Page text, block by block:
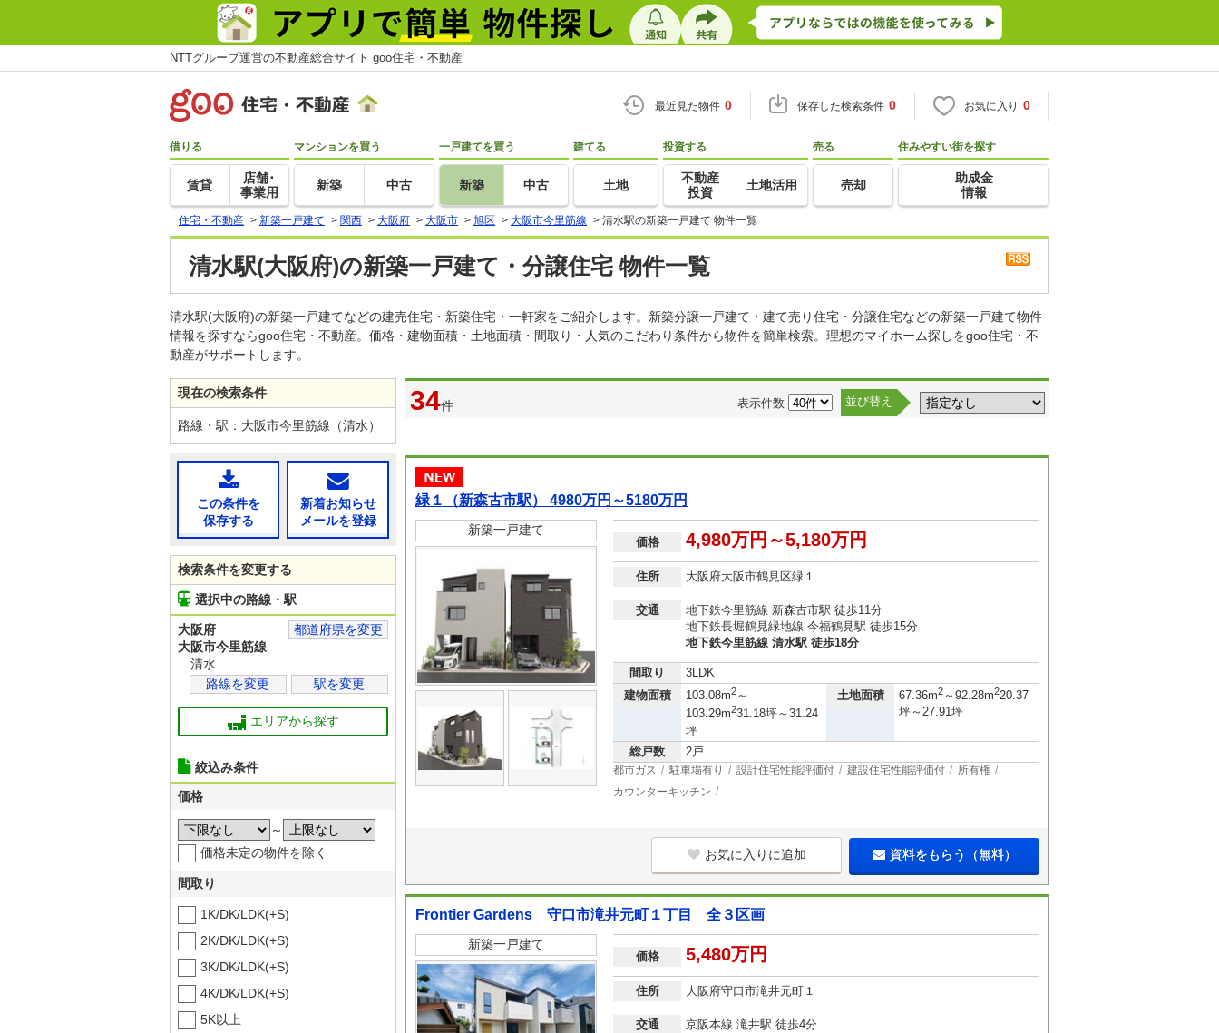
NTTグループ運営の不動産総合サイト goo住宅・不動産
最近見た物件 0 保存した検索条件 0 お気に入り 0
借りる
賃貸
店舗･
事業用
マンションを買う
新築 中古
一戸建てを買う
新築 中古
建てる
土地
投資する
不動産
投資
土地活用
売る
売却
住みやすい街を探す
助成金
情報
住宅・不動産 > 新築一戸建て > 関西 > 大阪府 > 大阪市 > 旭区 > 大阪市今里筋線 > 清水駅の新築一戸建て 物件一覧
清水駅(大阪府)の新築一戸建て・分譲住宅 物件一覧
清水駅(大阪府)の新築一戸建てなどの建売住宅・新築住宅・一軒家をご紹介します。新築分譲一戸建て・建て売り住宅・分譲住宅などの新築一戸建て物件
情報を探すならgoo住宅・不動産。価格・建物面積・土地面積・間取り・人気のこだわり条件から物件を簡単検索。理想のマイホーム探しをgoo住宅・不
動産がサポートします。
34件 表示件数 並び替え
緑１（新森古市駅） 4980万円～5180万円
新築一戸建て
価格 4,980万円～5,180万円
住所 大阪府大阪市鶴見区緑１
交通
地下鉄今里筋線 新森古市駅 徒歩11分
地下鉄長堀鶴見緑地線 今福鶴見駅 徒歩15分
地下鉄今里筋線 清水駅 徒歩18分
間取り
3LDK
建物面積
103.08m2～
103.29m231.18坪～31.24
坪
土地面積 67.36m2～92.28m220.37
坪～27.91坪
総戸数 2戸
都市ガス 駐車場有り 設計住宅性能評価付 建設住宅性能評価付
所有権
カウンターキッチン
お気に入りに追加 資料をもらう（無料）
Frontier Gardens 守口市滝井元町１丁目 全３区画
新築一戸建て
価格 5,480万円
住所 大阪府守口市滝井元町１
交通
京阪本線 滝井駅 徒歩4分
現在の検索条件
路線・駅：大阪市今里筋線（清水）
この条件を
保存する
新着お知らせ
メールを登録
検索条件を変更する
選択中の路線・駅
大阪府
都道府県を変更
大阪市今里筋線
清水
路線を変更
駅を変更
エリアから探す
絞込み条件
価格
～
価格未定の物件を除く
間取り
1K/DK/LDK(+S)
2K/DK/LDK(+S)
3K/DK/LDK(+S)
4K/DK/LDK(+S)
5K以上